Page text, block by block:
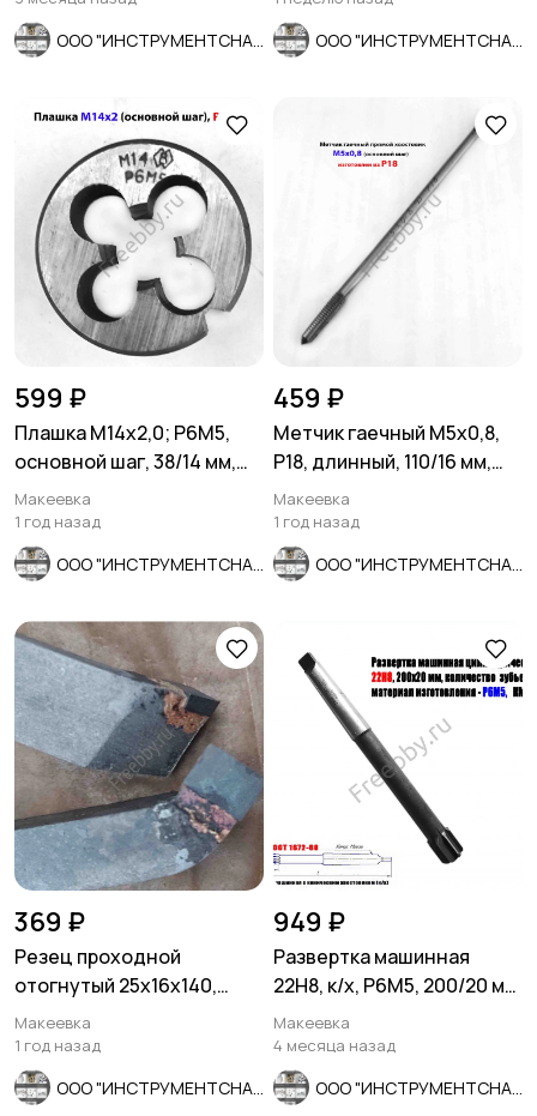
599 ₽
Плашка М14х2,0; Р6М5,
основной шаг, 38/14 мм,
ГОСТ 7740-71, СССР.
Макеевка
1 год назад
459 ₽
Метчик гаечный М5х0,8,
Р18, длинный, 110/16 мм,
основной шаг, СССР.
Макеевка
1 год назад
369 ₽
Резец проходной
отогнутый 25х16х140,
Т5К10, 2102-0005, ГОСТ
18877-73.
Макеевка
1 год назад
949 ₽
Развертка машинная
22Н8, к/х, Р6М5, 200/20 мм,
КМ2, 2363-0385, СССР.
Макеевка
4 месяца назад